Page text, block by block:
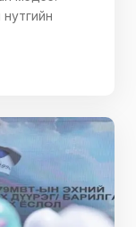
нутгийн